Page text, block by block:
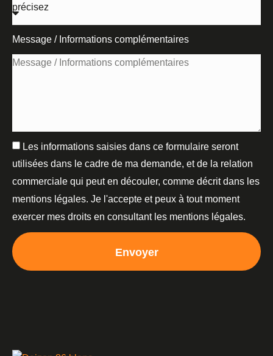
Message / Informations complémentaires
Les informations saisies dans ce formulaire seront
utilisées dans le cadre de ma demande, et de la relation
commerciale qui peut en découler, comme décrit dans les
mentions légales. Je l'accepte et peux à tout moment
exercer mes droits en consultant les mentions légales.
Envoyer